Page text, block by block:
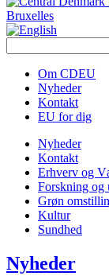
Bruxelles
Om CDEU
Nyheder
Kontakt
EU for dig
Nyheder
Kontakt
Erhverv og
Forskning og
Grøn
Kultur
Sundhed
Nyheder